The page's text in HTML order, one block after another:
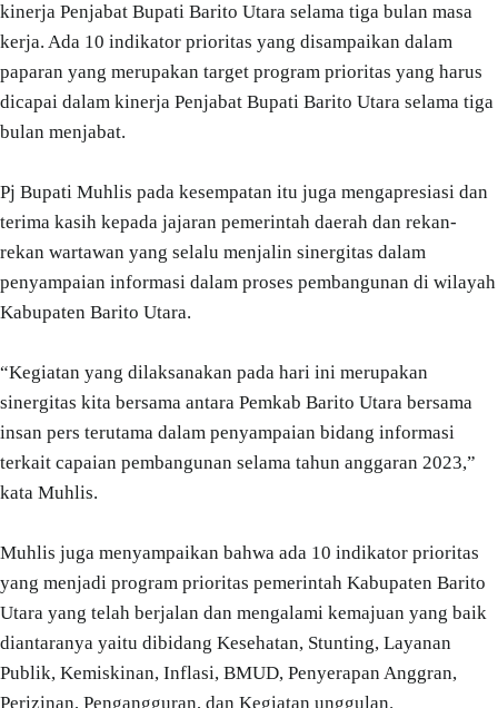
kinerja Penjabat Bupati Barito Utara selama tiga bulan masa
kerja. Ada 10 indikator prioritas yang disampaikan dalam
paparan yang merupakan target program prioritas yang harus
dicapai dalam kinerja Penjabat Bupati Barito Utara selama tiga
bulan menjabat.
Pj Bupati Muhlis pada kesempatan itu juga mengapresiasi dan
terima kasih kepada jajaran pemerintah daerah dan rekan-
rekan wartawan yang selalu menjalin sinergitas dalam
penyampaian informasi dalam proses pembangunan di wilayah
Kabupaten Barito Utara.
“Kegiatan yang dilaksanakan pada hari ini merupakan
sinergitas kita bersama antara Pemkab Barito Utara bersama
insan pers terutama dalam penyampaian bidang informasi
terkait capaian pembangunan selama tahun anggaran 2023,”
kata Muhlis.
Muhlis juga menyampaikan bahwa ada 10 indikator prioritas
yang menjadi program prioritas pemerintah Kabupaten Barito
Utara yang telah berjalan dan mengalami kemajuan yang baik
diantaranya yaitu dibidang Kesehatan, Stunting, Layanan
Publik, Kemiskinan, Inflasi, BMUD, Penyerapan Anggran,
Perizinan, Pengangguran, dan Kegiatan unggulan.